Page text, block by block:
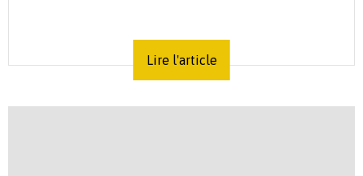
Lire l'article